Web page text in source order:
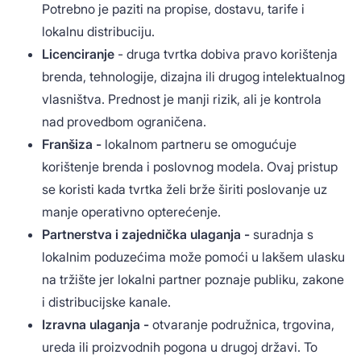
Potrebno je paziti na propise, dostavu, tarife i
lokalnu distribuciju.
Licenciranje - druga tvrtka dobiva pravo korištenja
brenda, tehnologije, dizajna ili drugog intelektualnog
vlasništva. Prednost je manji rizik, ali je kontrola
nad provedbom ograničena.
Franšiza - lokalnom partneru se omogućuje
korištenje brenda i poslovnog modela. Ovaj pristup
se koristi kada tvrtka želi brže širiti poslovanje uz
manje operativno opterećenje.
Partnerstva i zajednička ulaganja - suradnja s
lokalnim poduzećima može pomoći u lakšem ulasku
na tržište jer lokalni partner poznaje publiku, zakone
i distribucijske kanale.
Izravna ulaganja - otvaranje podružnica, trgovina,
ureda ili proizvodnih pogona u drugoj državi. To